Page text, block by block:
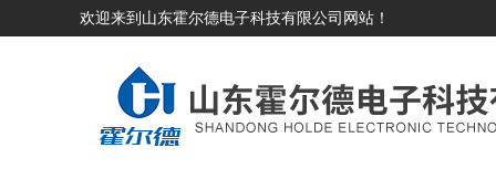
欢迎来到山东霍尔德电子科技有限公司网站！